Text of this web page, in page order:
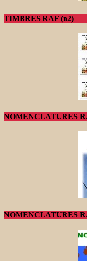
TIMBRES RAF (n2)
NOMENCLATURES
NOMENCLATURES